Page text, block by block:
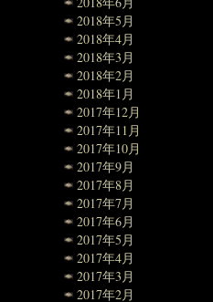
2018年5月
2018年4月
2018年3月
2018年2月
2018年1月
2017年12月
2017年11月
2017年10月
2017年9月
2017年8月
2017年7月
2017年6月
2017年5月
2017年4月
2017年3月
2017年2月